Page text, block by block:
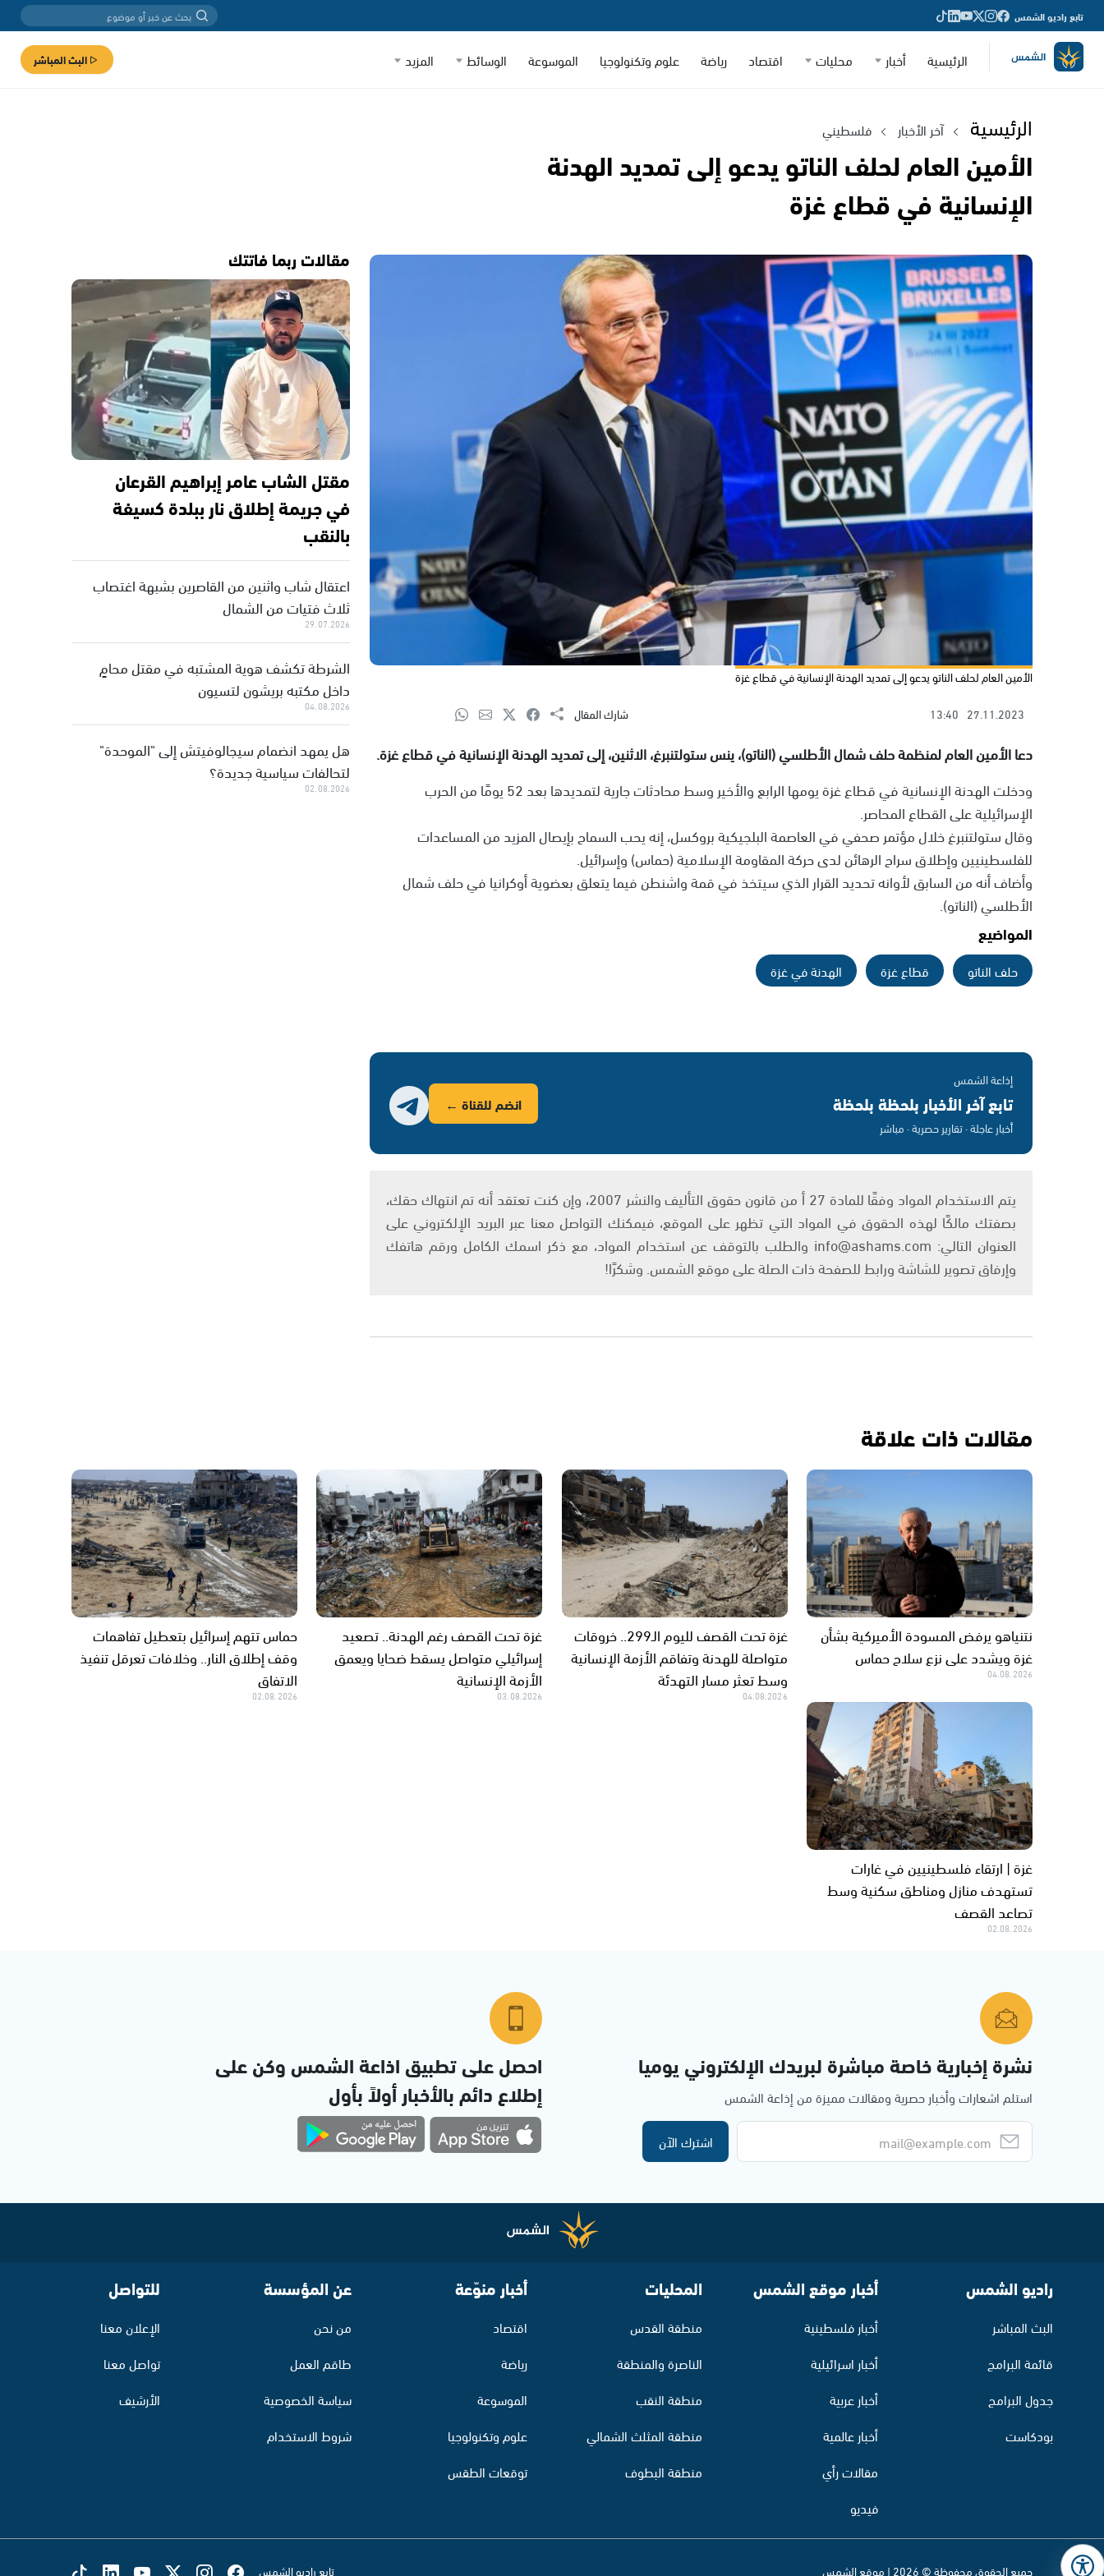
تابع راديو الشمس
الرئيسية أخبار محليات اقتصاد رياضة علوم وتكنولوجيا الموسوعة الوسائط المزيد البث المباشر
الرئيسية آخر الأخبار فلسطيني
الأمين العام لحلف الناتو يدعو إلى تمديد الهدنة
الإنسانية في قطاع غزة
الأمين العام لحلف الناتو يدعو إلى تمديد الهدنة الإنسانية في قطاع غزة
27.11.2023
13:40 شارك المقال
دعا الأمين العام لمنظمة حلف شمال الأطلسي (الناتو)، ينس ستولتنبرغ، الاثنين، إلى تمديد الهدنة الإنسانية في قطاع غزة.
ودخلت الهدنة الإنسانية في قطاع غزة يومها الرابع والأخير وسط محادثات جارية لتمديدها بعد 52 يومًا من الحرب
الإسرائيلية على القطاع المحاصر.
وقال ستولتنبرغ خلال مؤتمر صحفي في العاصمة البلجيكية بروكسل، إنه يحب السماح بإيصال المزيد من المساعدات
للفلسطينيين وإطلاق سراح الرهائن لدى حركة المقاومة الإسلامية (حماس) وإسرائيل.
وأضاف أنه من السابق لأوانه تحديد القرار الذي سيتخذ في قمة واشنطن فيما يتعلق بعضوية أوكرانيا في حلف شمال
الأطلسي (الناتو).
المواضيع
حلف الناتو قطاع غزة الهدنة في غزة
إذاعة الشمس
تابع آخر الأخبار بلحظة بلحظة
أخبار عاجلة · تقارير حصرية · مباشر
انضم للقناة ←
يتم الاستخدام المواد وفقًا للمادة 27 أ من قانون حقوق التأليف والنشر 2007، وإن كنت تعتقد أنه تم انتهاك حقك،
بصفتك مالكًا لهذه الحقوق في المواد التي تظهر على الموقع، فيمكنك التواصل معنا عبر البريد الإلكتروني على
العنوان التالي: info@ashams.com والطلب بالتوقف عن استخدام المواد، مع ذكر اسمك الكامل ورقم هاتفك
وإرفاق تصوير للشاشة ورابط للصفحة ذات الصلة على موقع الشمس. وشكرًا!
مقالات ربما فاتتك
مقتل الشاب عامر إبراهيم القرعان
في جريمة إطلاق نار ببلدة كسيفة
بالنقب
اعتقال شاب واثنين من القاصرين بشبهة اغتصاب
ثلاث فتيات من الشمال
29.07.2026
الشرطة تكشف هوية المشتبه في مقتل محامٍ
داخل مكتبه بريشون لتسيون
04.08.2026
هل يمهد انضمام سيجالوفيتش إلى "الموحدة"
لتحالفات سياسية جديدة؟
02.08.2026
مقالات ذات علاقة
نتنياهو يرفض المسودة الأميركية بشأن
غزة ويشدد على نزع سلاح حماس
04.08.2026
غزة تحت القصف لليوم الـ299.. خروقات
متواصلة للهدنة وتفاقم الأزمة الإنسانية
وسط تعثر مسار التهدئة
04.08.2026
غزة تحت القصف رغم الهدنة.. تصعيد
إسرائيلي متواصل يسقط ضحايا ويعمق
الأزمة الإنسانية
03.08.2026
حماس تتهم إسرائيل بتعطيل تفاهمات
وقف إطلاق النار.. وخلافات تعرقل تنفيذ
الاتفاق
02.08.2026
غزة | ارتقاء فلسطينيين في غارات
تستهدف منازل ومناطق سكنية وسط
تصاعد القصف
02.08.2026
نشرة إخبارية خاصة مباشرة لبريدك الإلكتروني يوميا
استلم اشعارات وأخبار حصرية ومقالات مميزة من إذاعة الشمس
اشترك الآن
احصل على تطبيق اذاعة الشمس وكن على
إطلاع دائم بالأخبار أولاً بأول
راديو الشمس
البث المباشر
قائمة البرامج
جدول البرامج
بودكاست
أخبار موقع الشمس
أخبار فلسطينية
أخبار اسرائيلية
أخبار عربية
أخبار عالمية
مقالات رأي
فيديو
المحليات
منطقة القدس
الناصرة والمنطقة
منطقة النقب
منطقة المثلث الشمالي
منطقة البطوف
أخبار منوّعة
اقتصاد
رياضة
الموسوعة
علوم وتكنولوجيا
توقعات الطقس
عن المؤسسة
من نحن
طاقم العمل
سياسة الخصوصية
شروط الاستخدام
للتواصل
الإعلان معنا
تواصل معنا
الأرشيف
جميع الحقوق محفوظة © 2026 | موقع الشمس تابع راديو الشمس